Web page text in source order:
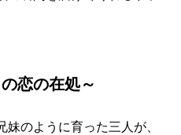
恋の在処～
のように育った三人が、